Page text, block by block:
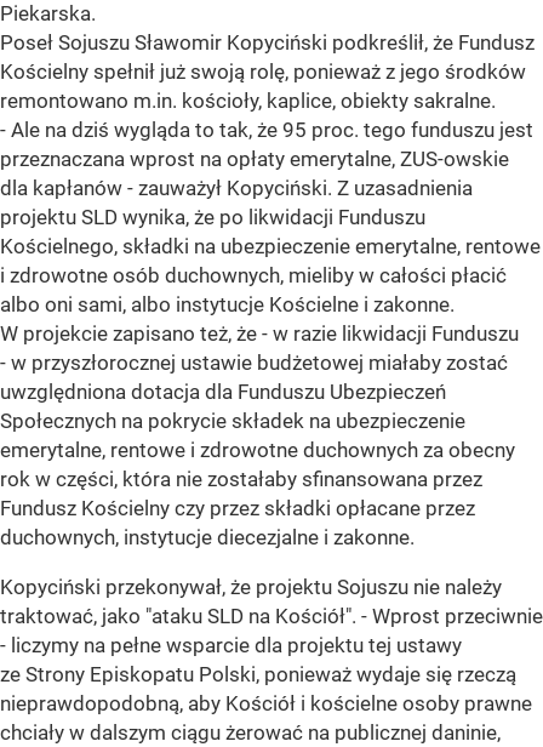
Piekarska.
Poseł Sojuszu Sławomir Kopyciński podkreślił, że Fundusz
Kościelny spełnił już swoją rolę, ponieważ z jego środków
remontowano m.in. kościoły, kaplice, obiekty sakralne.
- Ale na dziś wygląda to tak, że 95 proc. tego funduszu jest
przeznaczana wprost na opłaty emerytalne, ZUS-owskie
dla kapłanów - zauważył Kopyciński. Z uzasadnienia
projektu SLD wynika, że po likwidacji Funduszu
Kościelnego, składki na ubezpieczenie emerytalne, rentowe
i zdrowotne osób duchownych, mieliby w całości płacić
albo oni sami, albo instytucje Kościelne i zakonne.
W projekcie zapisano też, że - w razie likwidacji Funduszu
- w przyszłorocznej ustawie budżetowej miałaby zostać
uwzględniona dotacja dla Funduszu Ubezpieczeń
Społecznych na pokrycie składek na ubezpieczenie
emerytalne, rentowe i zdrowotne duchownych za obecny
rok w części, która nie zostałaby sfinansowana przez
Fundusz Kościelny czy przez składki opłacane przez
duchownych, instytucje diecezjalne i zakonne.
Kopyciński przekonywał, że projektu Sojuszu nie należy
traktować, jako "ataku SLD na Kościół". - Wprost przeciwnie
- liczymy na pełne wsparcie dla projektu tej ustawy
ze Strony Episkopatu Polski, ponieważ wydaje się rzeczą
nieprawdopodobną, aby Kościół i kościelne osoby prawne
chciały w dalszym ciągu żerować na publicznej daninie,